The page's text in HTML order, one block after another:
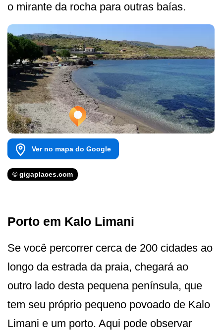
o mirante da rocha para outras baías.
Ver no mapa do Google
© gigaplaces.com
Porto em Kalo Limani
Se você percorrer cerca de 200 cidades ao
longo da estrada da praia, chegará ao
outro lado desta pequena península, que
tem seu próprio pequeno povoado de Kalo
Limani e um porto. Aqui pode observar